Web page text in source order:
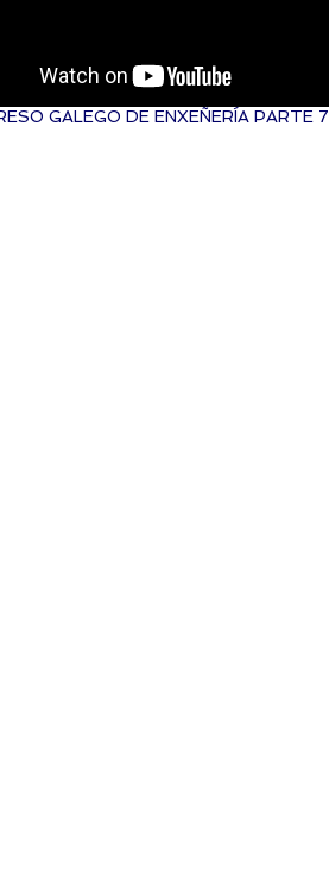
GALEGO DE ENXEÑERÍA PARTE 7